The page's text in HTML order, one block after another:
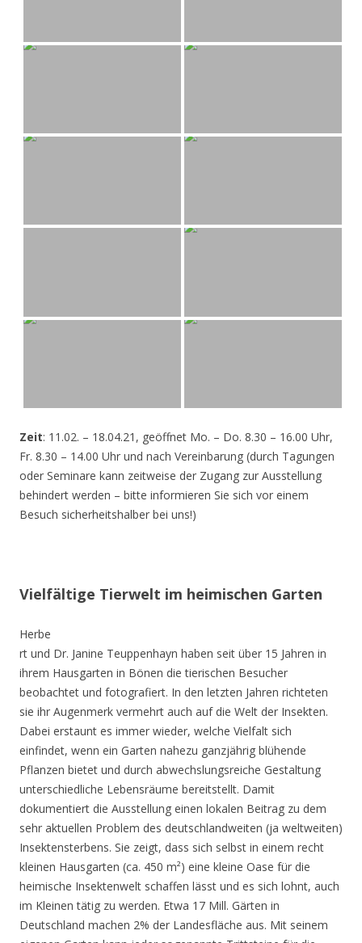
Zeit: 11.02. – 18.04.21, geöffnet Mo. – Do. 8.30 – 16.00 Uhr,
Fr. 8.30 – 14.00 Uhr und nach Vereinbarung (durch Tagungen
oder Seminare kann zeitweise der Zugang zur Ausstellung
behindert werden – bitte informieren Sie sich vor einem
Besuch sicherheitshalber bei uns!)
Vielfältige Tierwelt im heimischen Garten
Herbe
rt und Dr. Janine Teuppenhayn haben seit über 15 Jahren in
ihrem Hausgarten in Bönen die tierischen Besucher
beobachtet und fotografiert. In den letzten Jahren richteten
sie ihr Augenmerk vermehrt auch auf die Welt der Insekten.
Dabei erstaunt es immer wieder, welche Vielfalt sich
einfindet, wenn ein Garten nahezu ganzjährig blühende
Pflanzen bietet und durch abwechslungsreiche Gestaltung
unterschiedliche Lebensräume bereitstellt. Damit
dokumentiert die Ausstellung einen lokalen Beitrag zu dem
sehr aktuellen Problem des deutschlandweiten (ja weltweiten)
Insektensterbens. Sie zeigt, dass sich selbst in einem recht
kleinen Hausgarten (ca. 450 m²) eine kleine Oase für die
heimische Insektenwelt schaffen lässt und es sich lohnt, auch
im Kleinen tätig zu werden. Etwa 17 Mill. Gärten in
Deutschland machen 2% der Landesfläche aus. Mit seinem